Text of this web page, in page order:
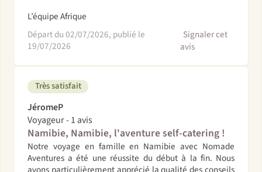
L’équipe Afrique
Départ du 02/07/2026, publié le
19/07/2026
Signaler cet
avis
Très satisfait
JéromeP
Voyageur - 1 avis
Namibie, Namibie, l'aventure self-catering !
Notre voyage en famille en Namibie avec Nomade
Aventures a été une réussite du début à la fin. Nous